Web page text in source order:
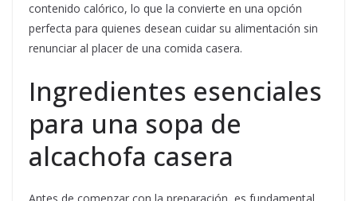
contenido calórico, lo que la convierte en una opción
perfecta para quienes desean cuidar su alimentación sin
renunciar al placer de una comida casera.
Ingredientes esenciales
para una sopa de
alcachofa casera